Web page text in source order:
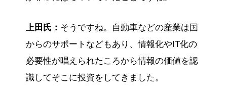
上田氏： そうですね。自動車などの産業は国
からのサポートなどもあり、情報化やIT化の
必要性が唱えられたころから情報の価値を認
識してそこに投資をしてきました。